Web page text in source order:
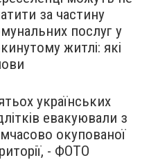
за частину
послуг у
житлі: які
українських
евакуювали з
окупованої
- ФОТО